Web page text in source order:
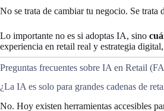
No se trata de cambiar tu negocio. Se trata
Lo importante no es si adoptas IA, sino
experiencia en retail real y estrategia
Preguntas frecuentes sobre IA en Retail
¿La IA es solo para grandes cadenas de
No. Hoy existen herramientas accesibles